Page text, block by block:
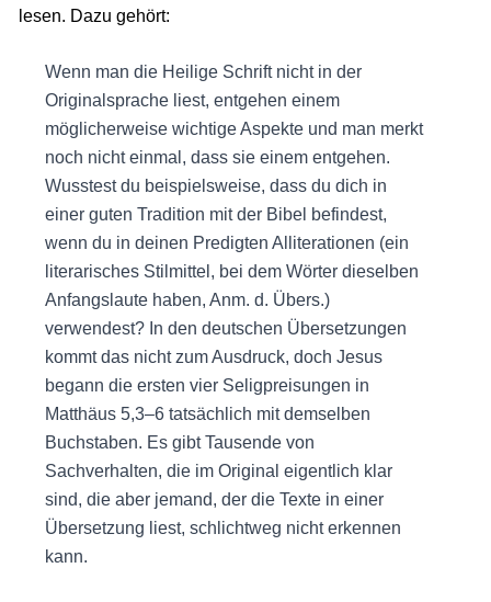
lesen. Dazu gehört:
Wenn man die Heilige Schrift nicht in der
Originalsprache liest, entgehen einem
möglicherweise wichtige Aspekte und man merkt
noch nicht einmal, dass sie einem entgehen.
Wusstest du beispielsweise, dass du dich in
einer guten Tradition mit der Bibel befindest,
wenn du in deinen Predigten Alliterationen (ein
literarisches Stilmittel, bei dem Wörter dieselben
Anfangslaute haben, Anm. d. Übers.)
verwendest? In den deutschen Übersetzungen
kommt das nicht zum Ausdruck, doch Jesus
begann die ersten vier Seligpreisungen in
Matthäus 5,3–6 tatsächlich mit demselben
Buchstaben. Es gibt Tausende von
Sachverhalten, die im Original eigentlich klar
sind, die aber jemand, der die Texte in einer
Übersetzung liest, schlichtweg nicht erkennen
kann.